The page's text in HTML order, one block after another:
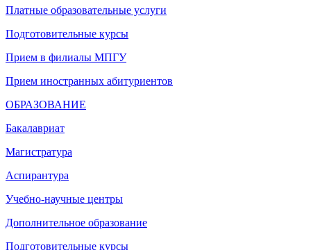
Платные образовательные услуги
Подготовительные курсы
Прием в филиалы МПГУ
Прием иностранных абитуриентов
ОБРАЗОВАНИЕ
Бакалавриат
Магистратура
Аспирантура
Учебно-научные центры
Дополнительное образование
Подготовительные курсы